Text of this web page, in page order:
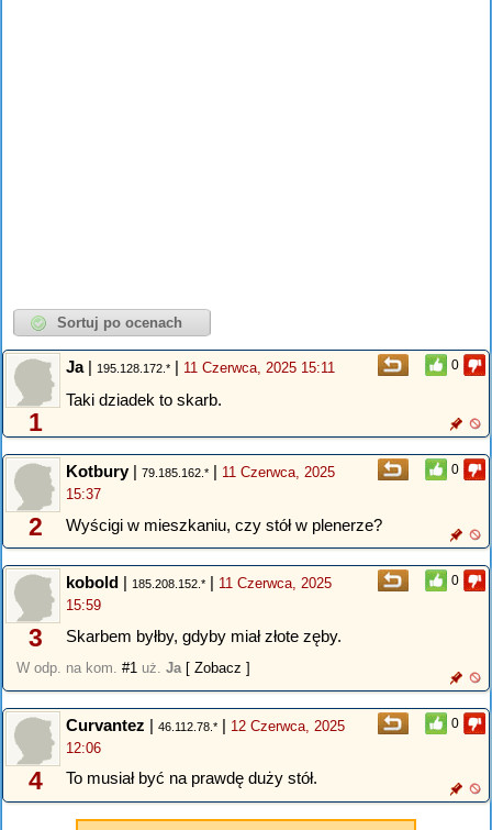
0
1
Ja| 195.128.172.* | 11 Czerwca, 2025 15:11
Taki dziadek to skarb.
0
2
Kotbury| 79.185.162.* | 11 Czerwca, 2025
15:37
Wyścigi w mieszkaniu, czy stół w plenerze?
0
3
kobold | 185.208.152.* | 11 Czerwca, 2025
15:59
Skarbem byłby, gdyby miał złote zęby.
W odp. na kom. #1 uż. Ja [ Zobacz ]
0
4
Curvantez | 46.112.78.* | 12 Czerwca, 2025
12:06
To musiał być na prawdę duży stół.